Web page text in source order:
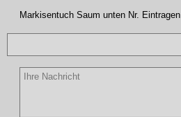
Markisentuch Saum unten Nr. Eintragen